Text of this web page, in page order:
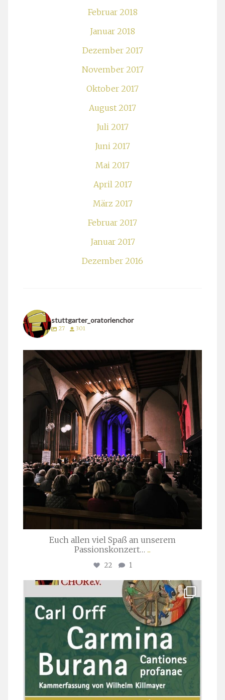
Februar 2018
Januar 2018
Dezember 2017
November 2017
Oktober 2017
August 2017
Juli 2017
Juni 2017
Mai 2017
April 2017
März 2017
Februar 2017
Januar 2017
Dezember 2016
stuttgarter_oratorienchor
27 301
stuttgarter_oratorienchor
März 24
Euch allen viel Spaß an unserem
Passionskonzert… ...
22 1
stuttgarter_oratorienchor
Juli 22